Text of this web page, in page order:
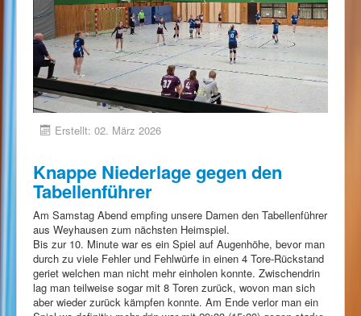
Erstellt: 02. März 2026
Knappe Niederlage gegen den
Tabellenführer
Am Samstag Abend empfing unsere Damen den Tabellenführer
aus Weyhausen zum nächsten Heimspiel.
Bis zur 10. Minute war es ein Spiel auf Augenhöhe, bevor man
durch zu viele Fehler und Fehlwürfe in einen 4 Tore-Rückstand
geriet welchen man nicht mehr einholen konnte. Zwischendrin
lag man teilweise sogar mit 8 Toren zurück, wovon man sich
aber wieder zurück kämpfen konnte. Am Ende verlor man ein